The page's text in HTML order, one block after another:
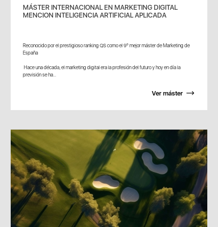
MÁSTER INTERNACIONAL EN MARKETING DIGITAL
MENCION INTELIGENCIA ARTIFICIAL APLICADA
Reconocido por el prestigioso ranking QS como el 9º mejor máster de Marketing de
España
Hace una década, el marketing digital era la profesión del futuro y hoy en día la
previsión se ha...
Ver máster